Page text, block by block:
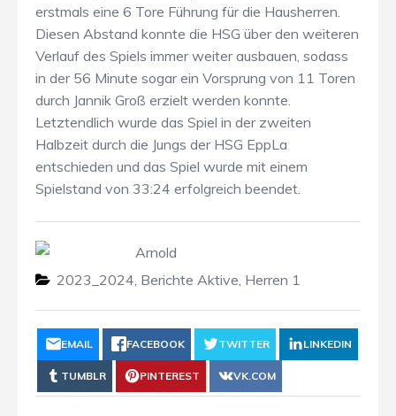
erstmals eine 6 Tore Führung für die Hausherren.
Diesen Abstand konnte die HSG über den weiteren
Verlauf des Spiels immer weiter ausbauen, sodass
in der 56 Minute sogar ein Vorsprung von 11 Toren
durch Jannik Groß erzielt werden konnte.
Letztendlich wurde das Spiel in der zweiten
Halbzeit durch die Jungs der HSG EppLa
entschieden und das Spiel wurde mit einem
Spielstand von 33:24 erfolgreich beendet.
Arnold
2023_2024, Berichte Aktive, Herren 1
EMAIL FACEBOOK TWITTER LINKEDIN
TUMBLR PINTEREST VK.COM